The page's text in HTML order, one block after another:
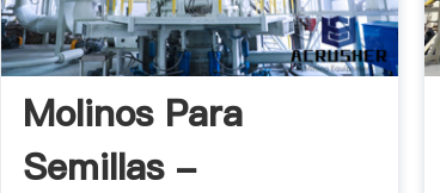
Molinos Para
Semillas -